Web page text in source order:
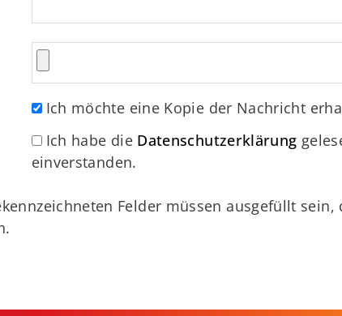
Ich möchte eine Kopie der Nachricht
Ich habe die Datenschutzerklärung
einverstanden.
Felder müssen ausgefüllt